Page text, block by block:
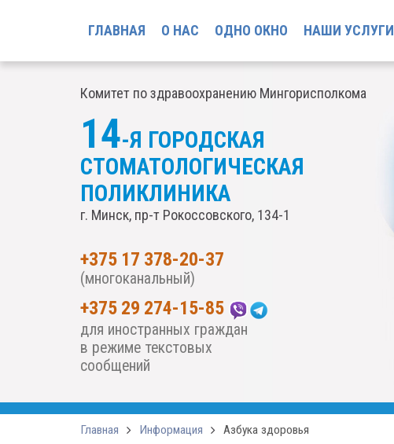
ГЛАВНАЯ О НАС ОДНО ОКНО НАШИ УСЛУГИ
Комитет по здравоохранению Мингорисполкома
14-Я ГОРОДСКАЯ
СТОМАТОЛОГИЧЕСКАЯ
ПОЛИКЛИНИКА
г. Минск, пр-т Рокоссовского, 134-1
+375 17 378-20-37
(многоканальный)
+375 29 274-15-85
для иностранных граждан
в режиме текстовых
сообщений
Главная Информация Азбука здоровья